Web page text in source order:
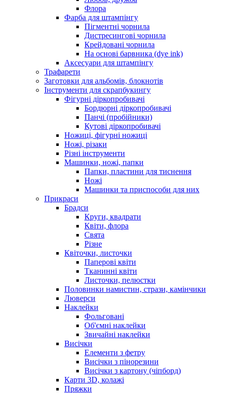
Флора
Фарба для штампінгу
Пігментні чорнила
Дистресингові чорнила
Крейдовані чорнила
На основі барвника (dye ink)
Аксесуари для штампінгу
Трафарети
Заготовки для альбомів, блокнотів
Інструменти для скрапбукингу
Фігурні діркопробивачі
Бордюрні діркопробивачі
Панчі (пробійники)
Кутові діркопробивачі
Ножиці, фігурні ножиці
Ножі, різаки
Різні інструменти
Машинки, ножі, папки
Папки, пластини для тиснення
Ножі
Машинки та приспособи для них
Прикраси
Брадси
Круги, квадрати
Квіти, флора
Свята
Різне
Квіточки, листочки
Паперові квіти
Тканинні квіти
Листочки, пелюстки
Половинки намистин, стрази, камінчики
Люверси
Наклейки
Фольговані
Об'ємні наклейки
Звичайні наклейки
Висічки
Елементи з фетру
Висічки з пінорезини
Висічки з картону (чіпборд)
Карти 3D, колажі
Пряжки